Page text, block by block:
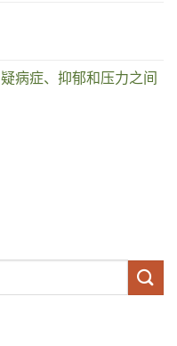
病症、抑郁和压力之间